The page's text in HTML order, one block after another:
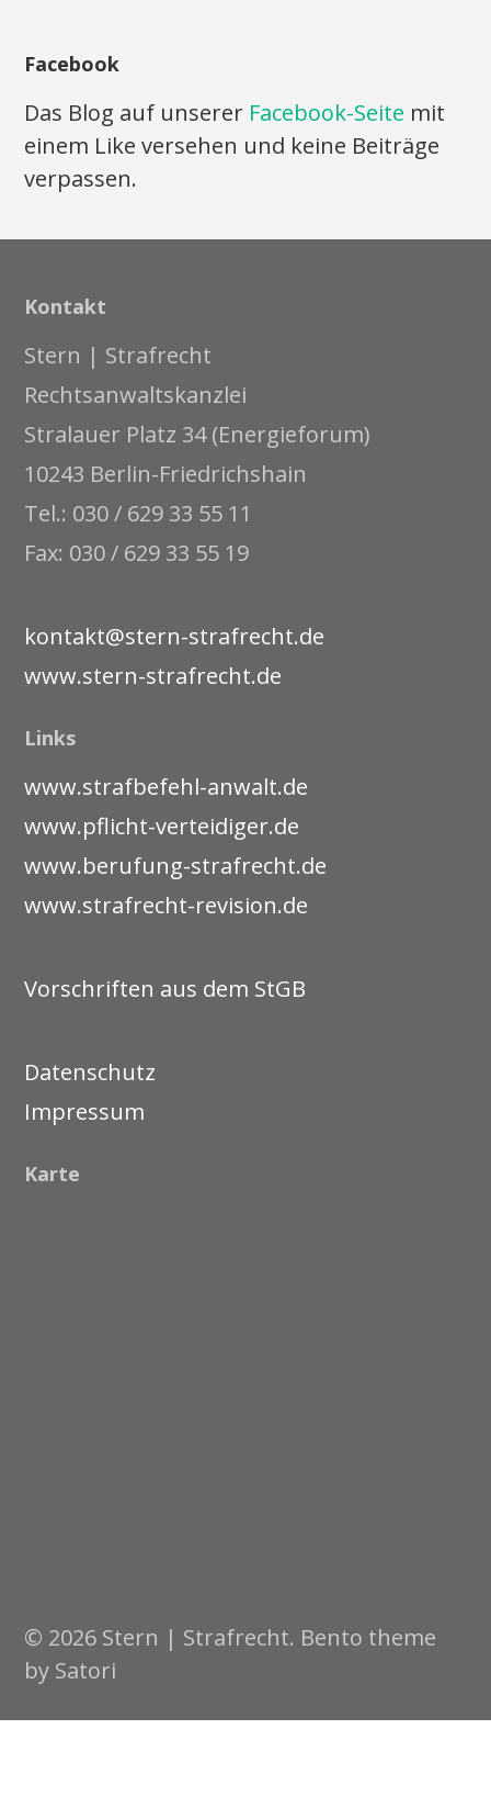
Facebook
Das Blog auf unserer Facebook-Seite mit
einem Like versehen und keine Beiträge
verpassen.
Kontakt
Stern | Strafrecht
Rechtsanwaltskanzlei
Stralauer Platz 34 (Energieforum)
10243 Berlin-Friedrichshain
Tel.: 030 / 629 33 55 11
Fax: 030 / 629 33 55 19
kontakt@stern-strafrecht.de
www.stern-strafrecht.de
Links
www.strafbefehl-anwalt.de
www.pflicht-verteidiger.de
www.berufung-strafrecht.de
www.strafrecht-revision.de
Vorschriften aus dem StGB
Datenschutz
Impressum
Karte
© 2026 Stern | Strafrecht. Bento theme
by Satori